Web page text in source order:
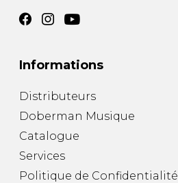
Informations
Distributeurs
Doberman Musique
Catalogue
Services
Politique de Confidentialité